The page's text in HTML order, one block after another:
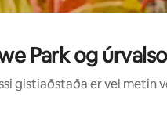
Park og
gistiaðstaða er vel